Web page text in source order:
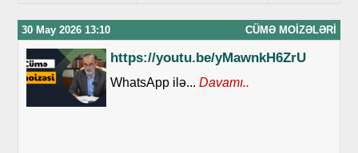
30 May 2026 13:10 CÜMƏ MOIZƏLƏRI
https://youtu.be/yMawnkH6ZrU
WhatsApp ilə... Davamı..